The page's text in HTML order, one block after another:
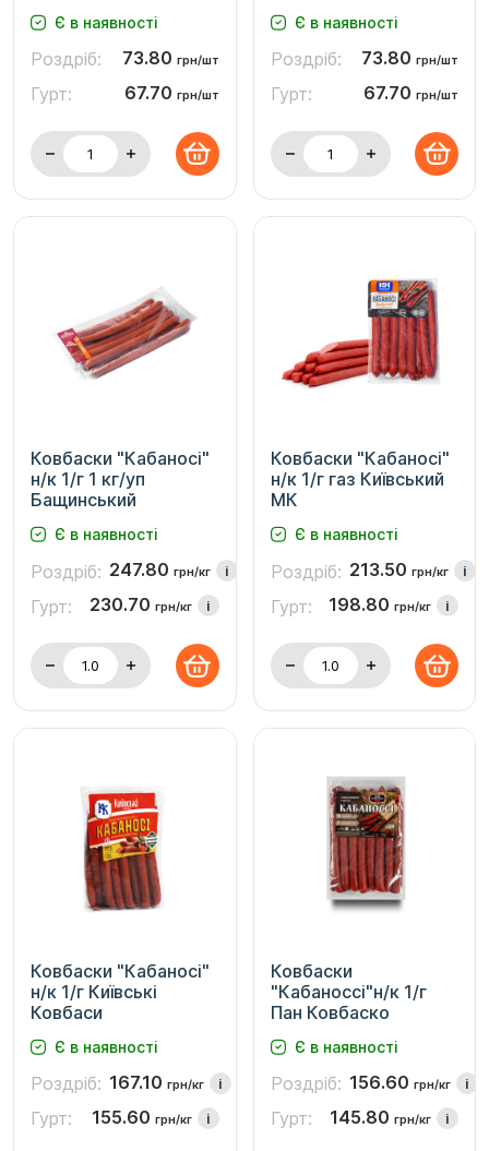
Є в наявності
Роздріб: 73.80 грн/шт
Гурт: 67.70 грн/шт
Є в наявності
Роздріб: 73.80 грн/шт
Гурт: 67.70 грн/шт
Ковбаски "Кабаносі"
н/к 1/г 1 кг/уп
Бащинський
Є в наявності
Роздріб: 247.80 грн/кг i
Гурт: 230.70 грн/кг i
Ковбаски "Кабаносі"
н/к 1/г газ Київський
МК
Є в наявності
Роздріб: 213.50 грн/кг i
Гурт: 198.80 грн/кг i
Ковбаски "Кабаносі"
н/к 1/г Київські
Ковбаси
Є в наявності
Роздріб: 167.10 грн/кг i
Гурт: 155.60 грн/кг i
Ковбаски
"Кабаноссі"н/к 1/г
Пан Ковбаско
Є в наявності
Роздріб: 156.60 грн/кг i
Гурт: 145.80 грн/кг i